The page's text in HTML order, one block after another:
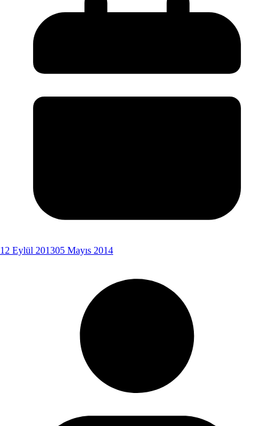
12 Eylül 201305 Mayıs 2014